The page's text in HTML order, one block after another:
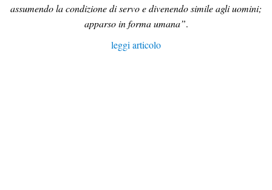
assumendo la condizione di servo e divenendo simile agli uomini;
apparso in forma umana”.
leggi articolo